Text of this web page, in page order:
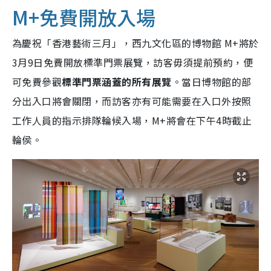
M+免費開放入場
為慶祝「香港藝術三月」，西九文化區的博物館 M+將於
3月9日免費開放標準門票展覽，訪客毋須提前預約，便
可免費參觀標準門票涵蓋的所有展覽 。當日博物館的部
分出入口將會關閉，而訪客亦有可能需要在入口外按照
工作人員的指示排隊輪候入場，M+將會在下午4時截止
輪侯。